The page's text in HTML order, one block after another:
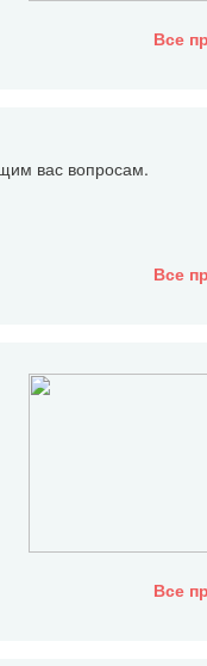
Все
вас вопросам.
Все
Все